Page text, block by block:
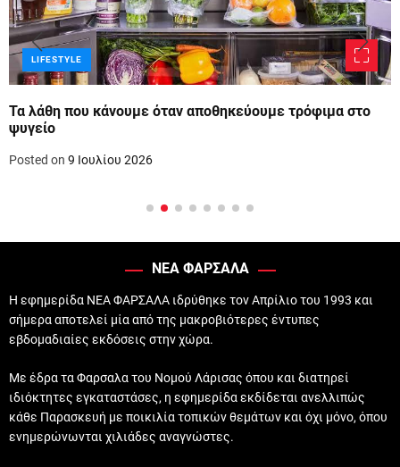
LIFESTYLE
Τα λάθη που κάνουμε όταν αποθηκεύουμε τρόφιμα στο
ψυγείο
Posted on 9 Ιουλίου 2026
ΝΕΑ ΦΑΡΣΑΛΑ
Η εφημερίδα ΝΕΑ ΦΑΡΣΑΛΑ ιδρύθηκε τον Απρίλιο του 1993 και
σήμερα αποτελεί μία από της μακροβιότερες έντυπες
εβδομαδιαίες εκδόσεις στην χώρα.
Με έδρα τα Φαρσαλα του Νομού Λάρισας όπου και διατηρεί
ιδιόκτητες εγκαταστάσες, η εφημερίδα εκδίδεται ανελλιπώς
κάθε Παρασκευή με ποικιλία τοπικών θεμάτων και όχι μόνο, όπου
ενημερώνωνται χιλιάδες αναγνώστες.